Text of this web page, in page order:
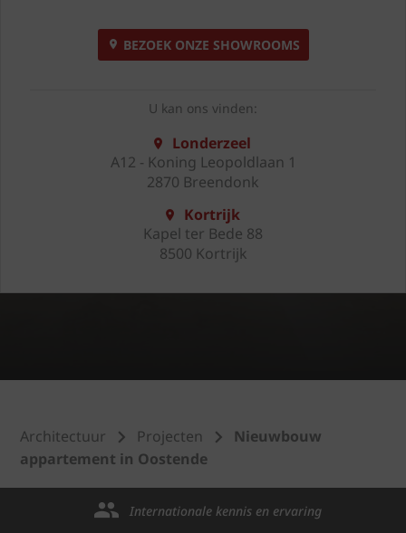
BEZOEK ONZE SHOWROOMS
U kan ons vinden:
Londerzeel
A12 - Koning Leopoldlaan 1
2870 Breendonk
Kortrijk
Kapel ter Bede 88
8500 Kortrijk
Architectuur Projecten
Nieuwbouw
appartement in Oostende
Internationale kennis en ervaring